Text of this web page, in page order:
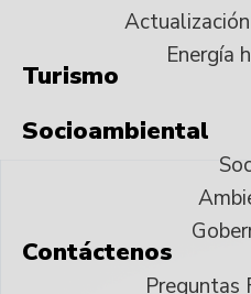
Energía
Turismo
Socioambiental
Contáctenos
Preguntas